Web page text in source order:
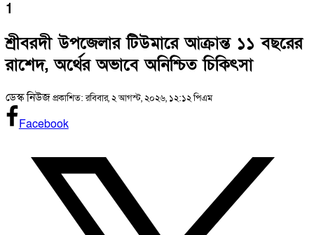
1
শ্রীবরদী উপজেলার টিউমারে আক্রান্ত ১১ বছরের
রাশেদ, অর্থের অভাবে অনিশ্চিত চিকিৎসা
ডেস্ক নিউজপ্রকাশিত: রবিবার, ২ আগস্ট, ২০২৬, ১২:১২ পিএম
Facebook